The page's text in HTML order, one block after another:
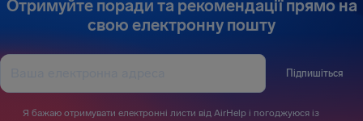
Отримуйте поради та рекомендації прямо на
свою електронну пошту
Підпишіться
Я бажаю отримувати електронні листи від AirHelp і погоджуюся із